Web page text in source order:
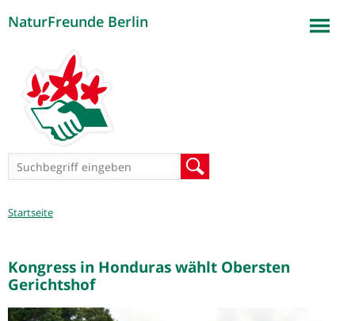
NaturFreunde Berlin
Suchformular
Sie
Startseite
Kongress in Honduras wählt Obersten
Gerichtshof